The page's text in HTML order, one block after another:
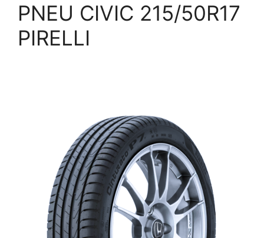
PNEU CIVIC 215/50R17
PIRELLI